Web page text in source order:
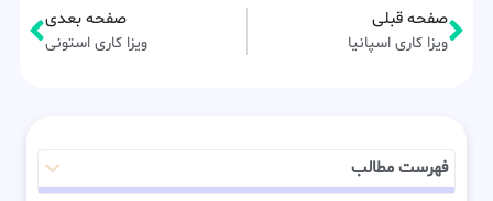
صفحه قبلی
ویزا کاری اسپانیا
صفحه بعدی
ویزا کاری استونی
فهرست مطالب